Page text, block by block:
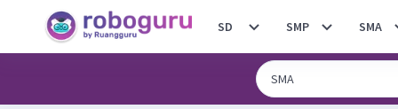
SD SMP SMA